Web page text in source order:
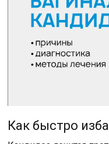
Как быстро